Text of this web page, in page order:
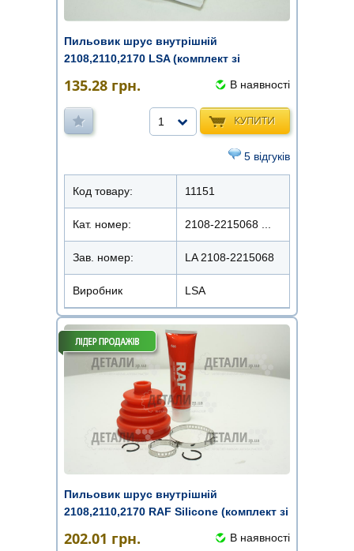
Пильовик шрус внутрішній
2108,2110,2170 LSA (комплект зі
135.28 грн. В наявності
КУПИТИ
1
5 відгуків
Код товару: 11151
Кат. номер: 2108-2215068 ...
Зав. номер: LA 2108-2215068
Виробник LSA
Пильовик шрус внутрішній
2108,2110,2170 RAF Silicone (комплект зі
202.01 грн. В наявності